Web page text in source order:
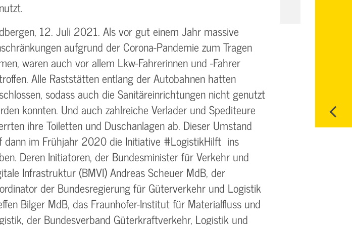
12. Juli 2021. Als vor gut einem Jahr massive
aufgrund der Corona-Pandemie zum Tragen
waren auch vor allem Lkw-Fahrerinnen und -Fahrer
Alle Raststätten entlang der Autobahnen hatten
sodass auch die Sanitäreinrichtungen nicht genutzt
konnten. Und auch zahlreiche Verlader und Spediteure
ihre Toiletten und Duschanlagen ab. Dieser Umstand
dann im Frühjahr 2020 die Initiative #LogistikHilft ins
Deren Initiatoren, der Bundesminister für Verkehr und
Infrastruktur (BMVI) Andreas Scheuer MdB, der
der Bundesregierung für Güterverkehr und Logistik
Bilger MdB, das Fraunhofer-Institut für Materialfluss und
der Bundesverband Güterkraftverkehr, Logistik und